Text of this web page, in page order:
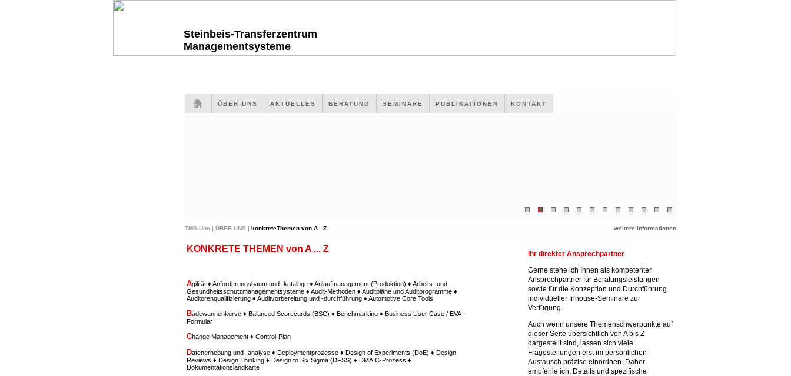
Steinbeis-Transferzentrum
Managementsysteme
ÜBER UNS AKTUELLES BERATUNG SEMINARE PUBLIKATIONEN KONTAKT
TMS-Ulm | ÜBER UNS | konkreteThemen von A...Z weitere Informationen
KONKRETE THEMEN von A ... Z
Agilität ♦ Anforderungsbaum und -kataloge ♦ Anlaufmanagement (Produktion) ♦ Arbeits- und
Gesundheitsschutzmanagementsysteme ♦ Audit-Methoden ♦ Auditpläne und Auditprogramme ♦
Auditorenqualifizierung ♦ Auditvorbereitung und -durchführung ♦ Automotive Core Tools
Badewannenkurve ♦ Balanced Scorecards (BSC) ♦ Benchmarking ♦ Business User Case / EVA-
Formular
Change Management ♦ Control-Plan
Datenerhebung und -analyse ♦ Deploymentprozesse ♦ Design of Experiments (DoE) ♦ Design
Reviews ♦ Design Thinking ♦ Design to Six Sigma (DFSS) ♦ DMAIC-Prozess ♦
Dokumentationslandkarte
Ihr direkter Ansprechpartner
Gerne stehe ich Ihnen als kompetenter
Ansprechpartner für Beratungsleistungen
sowie für die Konzeption und Durchführung
individueller Inhouse-Seminare zur
Verfügung.
Auch wenn unsere Themenschwerpunkte auf
dieser Seite übersichtlich von A bis Z
dargestellt sind, lassen sich viele
Fragestellungen erst im persönlichen
Austausch präzise einordnen. Daher
empfehle ich, Details und spezifische